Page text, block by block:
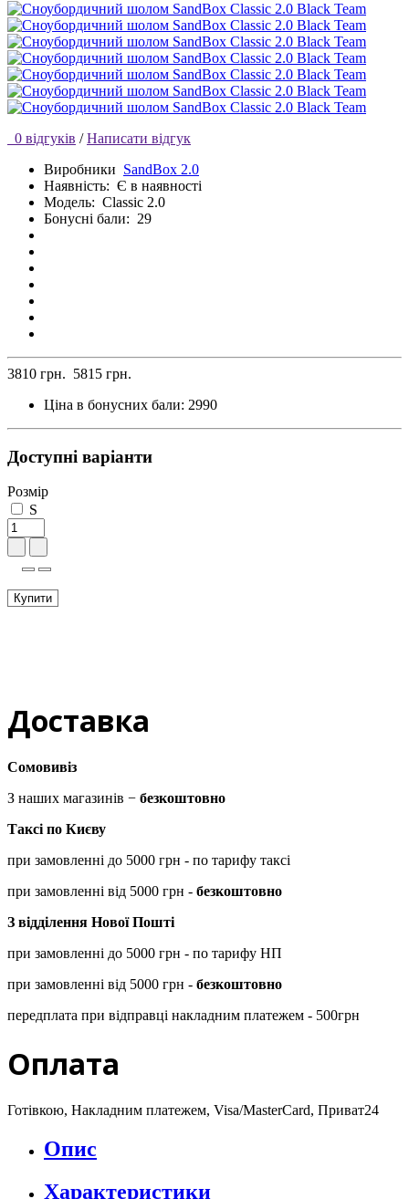
0 відгуків / Написати відгук
Виробники SandBox 2.0
Наявність: Є в наявності
Модель: Classic 2.0
Бонусні бали: 29
3810 грн. 5815 грн.
Ціна в бонусних бали: 2990
Доступні варіанти
Розмір
S
Купити
Доставка
Сомовивіз
З наших магазинів − безкоштовно
Таксі по Києву
при замовленні до 5000 грн - по тарифу таксі
при замовленні від 5000 грн - безкоштовно
З відділення Нової Пошті
при замовленні до 5000 грн - по тарифу НП
при замовленні від 5000 грн - безкоштовно
передплата при відправці накладним платежем - 500грн
Оплата
Готівкою, Накладним платежем, Visa/MasterCard, Приват24
Опис
Характеристики